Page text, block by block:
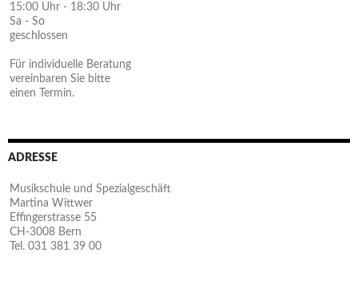
15:00 Uhr - 18:30 Uhr
Sa - So
geschlossen
Für individuelle Beratung
vereinbaren Sie bitte
einen Termin.
ADRESSE
Musikschule und Spezialgeschäft
Martina Wittwer
Effingerstrasse 55
CH-3008 Bern
Tel. 031 381 39 00